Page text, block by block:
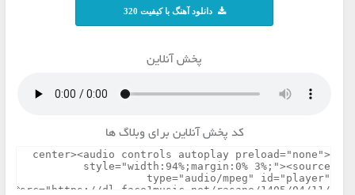
دانلود آهنگ با کیفیت 320
پخش آنلاین
کد پخش آنلاین برای وبلاگ ها